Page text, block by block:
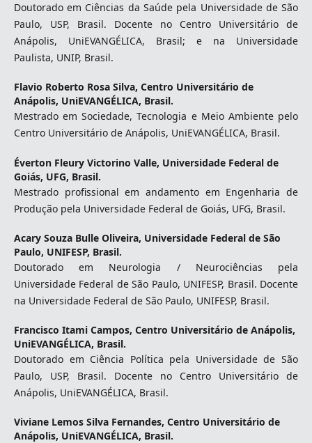
Doutorado em Ciências da Saúde pela Universidade de São
Paulo, USP, Brasil. Docente no Centro Universitário de
Anápolis, UniEVANGÉLICA, Brasil; e na Universidade
Paulista, UNIP, Brasil.
Flavio Roberto Rosa Silva, Centro Universitário de
Anápolis, UniEVANGÉLICA, Brasil.
Mestrado em Sociedade, Tecnologia e Meio Ambiente pelo
Centro Universitário de Anápolis, UniEVANGÉLICA, Brasil.
Éverton Fleury Victorino Valle, Universidade Federal de
Goiás, UFG, Brasil.
Mestrado profissional em andamento em Engenharia de
Produção pela Universidade Federal de Goiás, UFG, Brasil.
Acary Souza Bulle Oliveira, Universidade Federal de São
Paulo, UNIFESP, Brasil.
Doutorado em Neurologia / Neurociências pela
Universidade Federal de São Paulo, UNIFESP, Brasil. Docente
na Universidade Federal de São Paulo, UNIFESP, Brasil.
Francisco Itami Campos, Centro Universitário de Anápolis,
UniEVANGÉLICA, Brasil.
Doutorado em Ciência Política pela Universidade de São
Paulo, USP, Brasil. Docente no Centro Universitário de
Anápolis, UniEVANGÉLICA, Brasil.
Viviane Lemos Silva Fernandes, Centro Universitário de
Anápolis, UniEVANGÉLICA, Brasil.